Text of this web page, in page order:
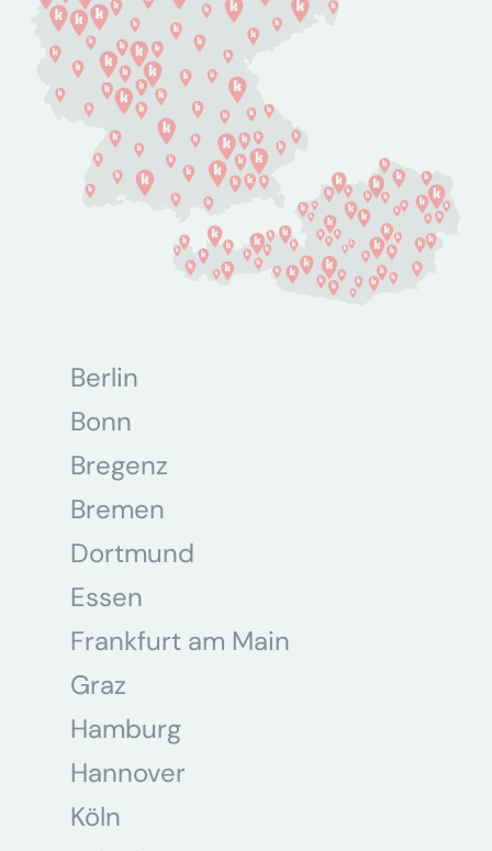
Berlin
Bonn
Bregenz
Bremen
Dortmund
Essen
Frankfurt am Main
Graz
Hamburg
Hannover
Köln